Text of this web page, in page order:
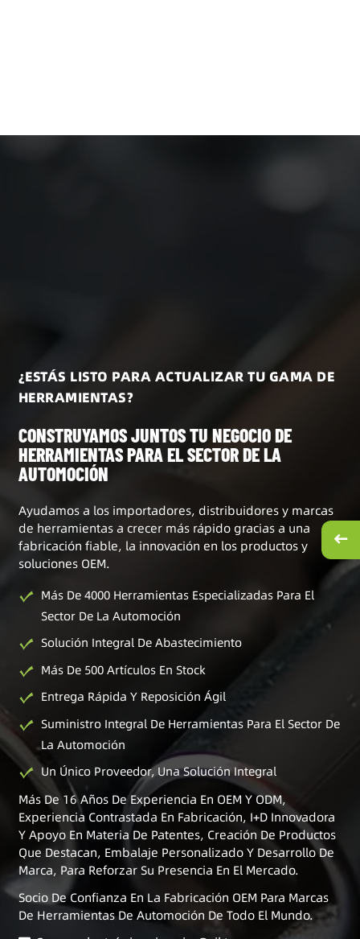
¿ESTÁS LISTO PARA ACTUALIZAR TU GAMA DE
HERRAMIENTAS?
CONSTRUYAMOS JUNTOS TU NEGOCIO DE
HERRAMIENTAS PARA EL SECTOR DE LA
AUTOMOCIÓN
Ayudamos a los importadores, distribuidores y marcas
de herramientas a crecer más rápido gracias a una
fabricación fiable, la innovación en los productos y
soluciones OEM.
Más De 4000 Herramientas Especializadas Para El
Sector De La Automoción
Solución Integral De Abastecimiento
Más De 500 Artículos En Stock
Entrega Rápida Y Reposición Ágil
Suministro Integral De Herramientas Para El Sector De
La Automoción
Un Único Proveedor, Una Solución Integral
Más De 16 Años De Experiencia En OEM Y ODM,
Experiencia Contrastada En Fabricación, I+D Innovadora
Y Apoyo En Materia De Patentes, Creación De Productos
Que Destacan, Embalaje Personalizado Y Desarrollo De
Marca, Para Reforzar Su Presencia En El Mercado.
Socio De Confianza En La Fabricación OEM Para Marcas
De Herramientas De Automoción De Todo El Mundo.